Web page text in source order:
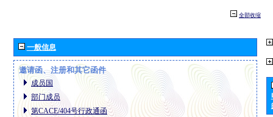
全部收缩
一般信息
邀请函、注册和其它函件
成员国
部门成员
第CACE/404号行政通函